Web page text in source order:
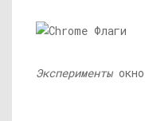
Экспериментыокно